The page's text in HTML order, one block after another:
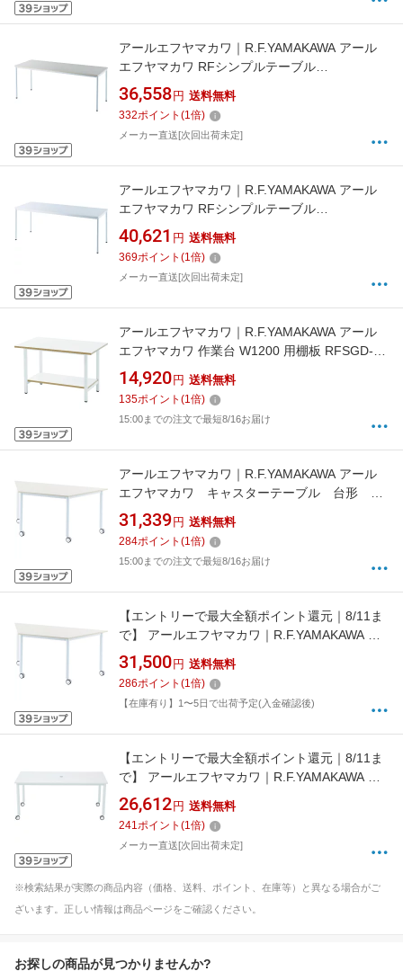
アールエフヤマカワ｜R.F.YAMAKAWA アール
エフヤマカワ RFシンプルテーブル
W1800×D700 ナチュラル RFSPT-1870NA 【メ
ーカー直送・時間指定・返品不可】
36,558 円 送料無料
332ポイント (1倍)
メーカー直送[次回出荷未定]
アールエフヤマカワ｜R.F.YAMAKAWA アール
エフヤマカワ RFシンプルテーブル
W1800×D700 ホワイト RFSPT-1870WH 【メ
ーカー直送・時間指定・返品不可】
40,621 円 送料無料
369ポイント (1倍)
メーカー直送[次回出荷未定]
アールエフヤマカワ｜R.F.YAMAKAWA アール
エフヤマカワ 作業台 W1200 用棚板 RFSGD-
OP12T
14,920 円 送料無料
135ポイント (1倍)
15:00までの注文で最短8/16お届け
アールエフヤマカワ｜R.F.YAMAKAWA アール
エフヤマカワ キャスターテーブル 台形 ホ
ワイト RFCTT-WL8016DWH
31,339 円 送料無料
284ポイント (1倍)
15:00までの注文で最短8/16お届け
【エントリーで最大全額ポイント還元｜8/11ま
で】 アールエフヤマカワ｜R.F.YAMAKAWA ア
ールエフヤマカワ キャスターテーブル 台形 ナ
チュラル RFCTT-WL8016DNA
31,500 円 送料無料
286ポイント (1倍)
【在庫有り】1〜5日で出荷予定(入金確認後)
【エントリーで最大全額ポイント還元｜8/11ま
で】 アールエフヤマカワ｜R.F.YAMAKAWA ア
ールエフヤマカワ キャスターテーブル脚
W1600xD800 RFCTT-WL1680WH 【メーカー
直送・時間指定・返品不可】
26,612 円 送料無料
241ポイント (1倍)
メーカー直送[次回出荷未定]
※検索結果が実際の商品内容（価格、送料、ポイント、在庫等）と異なる場合がご
ざいます。正しい情報は商品ページをご確認ください。
お探しの商品が見つかりませんか?